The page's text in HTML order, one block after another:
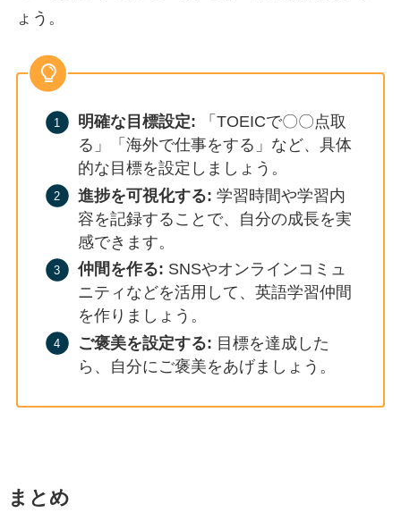
ょう。
明確な目標設定: 「TOEICで〇〇点取
る」「海外で仕事をする」など、具体
的な目標を設定しましょう。
進捗を可視化する: 学習時間や学習内
容を記録することで、自分の成長を実
感できます。
仲間を作る: SNSやオンラインコミュ
ニティなどを活用して、英語学習仲間
を作りましょう。
ご褒美を設定する: 目標を達成した
ら、自分にご褒美をあげましょう。
まとめ